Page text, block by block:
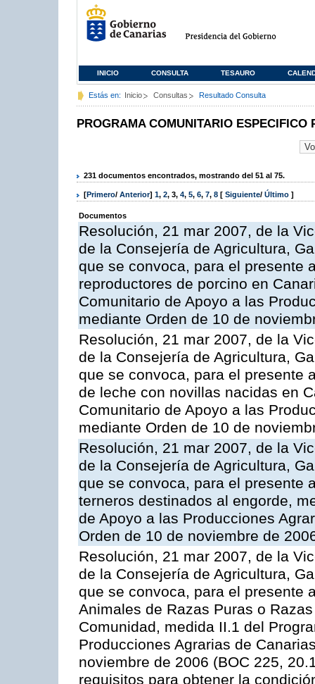
INICIO CONSULTA TESAURO
Estás en: Inicio Consultas Resultado Consulta
PROGRAMA COMUNITARIO ESPECIFICO
231 documentos encontrados, mostrando del 51 al 75.
[Primero/ Anterior] 1, 2, 3, 4, 5, 6, 7, 8 [ Siguiente/ Último ]
Documentos
Resolución, 21 mar 2007, de la
de la Consejería de Agricultura,
que se convoca, para el presente
reproductores de porcino en
Comunitario de Apoyo a las
mediante Orden de 10 de
Resolución, 21 mar 2007, de la
de la Consejería de Agricultura,
que se convoca, para el presente
de leche con novillas nacidas en
Comunitario de Apoyo a las
mediante Orden de 10 de
Resolución, 21 mar 2007, de la
de la Consejería de Agricultura,
que se convoca, para el presente
terneros destinados al engorde,
de Apoyo a las Producciones
Orden de 10 de noviembre de
Resolución, 21 mar 2007, de la
de la Consejería de Agricultura,
que se convoca, para el presente
Animales de Razas Puras o
Comunidad, medida II.1 del
Producciones Agrarias de
noviembre de 2006 (BOC 225,
requisitos para obtener la